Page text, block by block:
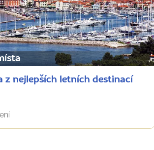
z nejlepších letních destinací